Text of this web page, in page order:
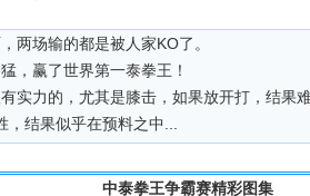
两场输的都是被人家KO了。
，赢了世界第一泰拳王！
实力的，尤其是膝击，如果放开打，结果
，结果似乎在预料之中...
中泰拳王争霸赛精彩图集